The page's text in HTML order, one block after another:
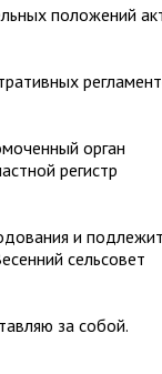
положений
орган
регистр
и подлежит
сельсовет
за собой.